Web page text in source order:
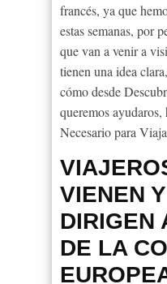
francés, ya que
estas semanas, por
que van a venir a
tienen una idea
cómo desde
queremos
Necesario para
VIENEN
DIRIGEN
DE LA